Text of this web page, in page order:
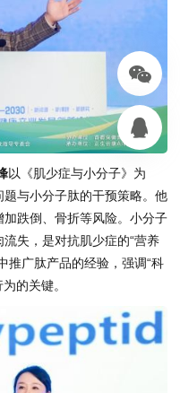
以《肌少症与小分子》为
与小分子肽的干预策略。他
跌倒、骨折等风险。小分子
失，是对抗肌少症的“营养
推广肽产品的经验，强调“科
的关键。